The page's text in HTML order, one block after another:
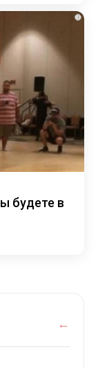
i
будете в